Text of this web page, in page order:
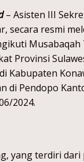
– Asisten III
secara resmi
Musabaqah
Provinsi
Kabupaten
di Pendopo
2024.
yang terdiri